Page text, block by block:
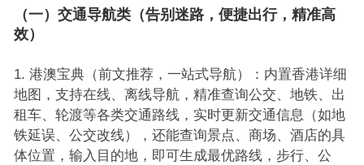
（一）交通导航类（告别迷路，便捷出行，精准高
效）
港澳宝典（前文推荐，一站式导航）：内置香港详细
地图，支持在线、离线导航，精准查询公交、地铁、出
租车、轮渡等各类交通路线，实时更新交通信息（如地
铁延误、公交改线），还能查询景点、商场、酒店的具
体位置，输入目的地，即可生成最优路线，步行、公